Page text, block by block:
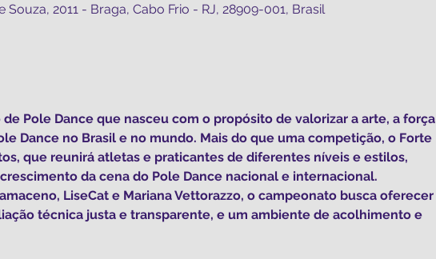
Souza, 2011 - Braga, Cabo Frio - RJ, 28909-001, Brasil
Pole Dance que nasceu com o propósito de valorizar a arte, a força
Dance no Brasil e no mundo. Mais do que uma competição, o Forte
que reunirá atletas e praticantes de diferentes níveis e estilos,
da cena do Pole Dance nacional e internacional.
LiseCat e Mariana Vettorazzo, o campeonato busca oferecer
técnica justa e transparente, e um ambiente de acolhimento e